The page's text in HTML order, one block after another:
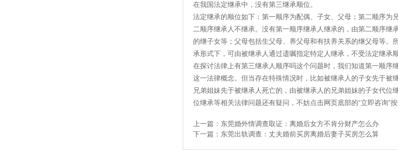
在我国法定继承中，没有第三继承顺位。
法定继承的顺位如下：第一顺序为配偶、子女、父母；第二顺序
二顺序继承人不继承。没有第一顺序继承人继承的，由第二顺序
的继子女等；父母包括生父母、养父母和有扶养关系的继父母等
承形式下，可由被继承人通过遗嘱指定特定人继承，不受法定继承顺
在探讨法律上有第三继承人顺序吗这个问题时，我们知道第一顺
这一法律概念。但当存在特殊情况时，比如被继承人的子女先于
兄弟姐妹先于被继承人死亡的，由被继承人的兄弟姐妹的子女代
位继承等相关法律问题还有疑问，不妨点击网页底部的“立即咨询”
上一篇： 东莞婚外情调查取证：离婚后女方不肯分财产怎么办
下一篇： 东莞出轨调查：丈夫婚前买房离婚后妻子买房怎么算